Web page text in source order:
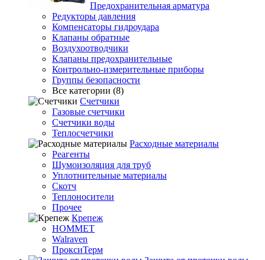
Предохранительная арматура
Редукторы давления
Компенсаторы гидроудара
Клапаны обратные
Воздухоотводчики
Клапаны предохранительные
Контрольно-измерительные приборы
Группы безопасности
Все категории (8)
Счетчики
Газовые счетчики
Счетчики воды
Теплосчетчики
Расходные материалы
Реагенты
Шумоизоляция для труб
Уплотнительные материалы
Скотч
Теплоносители
Прочее
Крепеж
HOMMET
Walraven
ПроксиТерм